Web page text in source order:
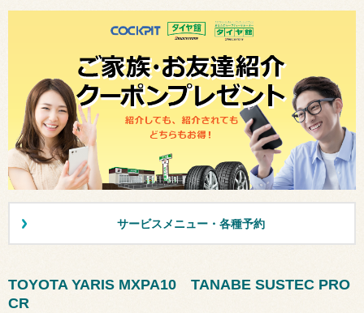
サービスメニュー・各種予約
TOYOTA YARIS MXPA10 TANABE SUSTEC PRO
CR